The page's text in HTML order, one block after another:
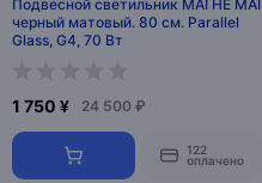
Подвесной светильник MAI HE MAI
черный матовый. 80 см. Parallel
Glass, G4, 70 Вт
1 750 ¥ 24 500 ₽
122
оплачено